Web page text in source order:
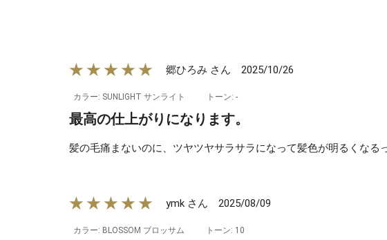
★★★★★ 郷ひろみ さん 2025/10/26
カラー: SUNLIGHT サンライト トーン: -
最高の仕上がりになります。
髪の毛痛まないのに、ツヤツヤサラサラになって髪色が明るくなる
★★★★★ ymk さん 2025/08/09
カラー: BLOSSOM ブロッサム トーン: 10